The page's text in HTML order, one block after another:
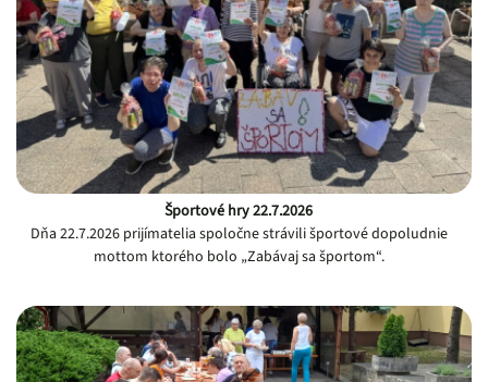
Športové hry 22.7.2026
Dňa 22.7.2026 prijímatelia spoločne strávili športové dopoludnie
mottom ktorého bolo „Zabávaj sa športom“.